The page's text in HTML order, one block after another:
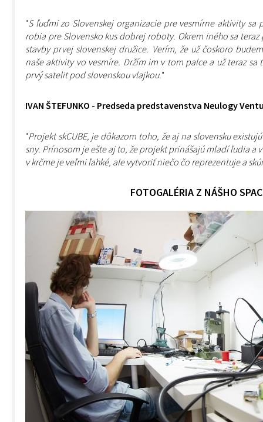
"S ľuďmi zo Slovenskej organizacie pre vesmírne aktivity sa
robia pre Slovensko kus dobrej roboty. Okrem iného sa
stavby prvej slovenskej družice. Verím, že už čoskoro
naše aktivity vo vesmíre. Držím im v tom palce a už teraz
prvý satelit pod slovenskou vlajkou."
IVAN ŠTEFUNKO - Predseda predstavenstva Neulogy
"Projekt skCUBE, je dôkazom toho, že aj na slovensku
sny. Prínosom je ešte aj to, že projekt prinášajú mladí ľudia a
v krčme je veľmi ľahké, ale vytvoriť niečo čo reprezentuje a
FOTOGALÉRIA Z NÁŠHO